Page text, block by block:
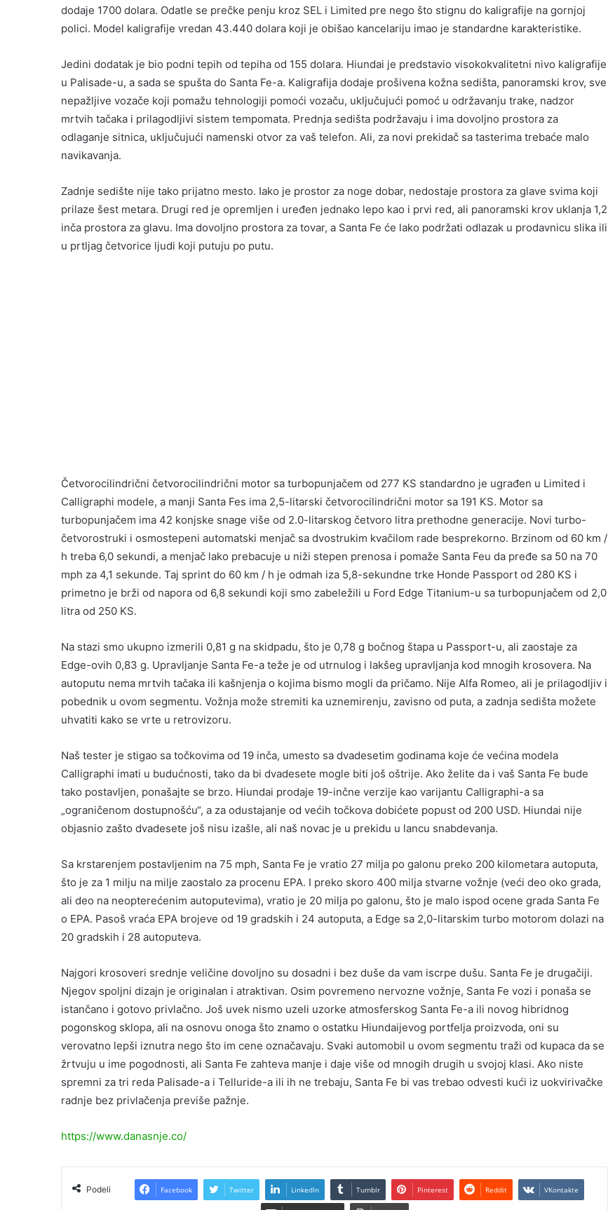
dodaje 1700 dolara. Odatle se prečke penju kroz SEL i Limited pre nego što stignu do kaligrafije na gornjoj
polici. Model kaligrafije vredan 43.440 dolara koji je obišao kancelariju imao je standardne karakteristike.
Jedini dodatak je bio podni tepih od tepiha od 155 dolara. Hiundai je predstavio visokokvalitetni nivo kaligrafije
u Palisade-u, a sada se spušta do Santa Fe-a. Kaligrafija dodaje prošivena kožna sedišta, panoramski krov, sve
nepažljive vozače koji pomažu tehnologiji pomoći vozaču, uključujući pomoć u održavanju trake, nadzor
mrtvih tačaka i prilagodljivi sistem tempomata. Prednja sedišta podržavaju i ima dovoljno prostora za
odlaganje sitnica, uključujući namenski otvor za vaš telefon. Ali, za novi prekidač sa tasterima trebaće malo
navikavanja.
Zadnje sedište nije tako prijatno mesto. Iako je prostor za noge dobar, nedostaje prostora za glave svima koji
prilaze šest metara. Drugi red je opremljen i uređen jednako lepo kao i prvi red, ali panoramski krov uklanja 1,2
inča prostora za glavu. Ima dovoljno prostora za tovar, a Santa Fe će lako podržati odlazak u prodavnicu slika ili
u prtljag četvorice ljudi koji putuju po putu.
Četvorocilindrični četvorocilindrični motor sa turbopunjačem od 277 KS standardno je ugrađen u Limited i
Calligraphi modele, a manji Santa Fes ima 2,5-litarski četvorocilindrični motor sa 191 KS. Motor sa
turbopunjačem ima 42 konjske snage više od 2.0-litarskog četvoro litra prethodne generacije. Novi turbo-
četvorostruki i osmostepeni automatski menjač sa dvostrukim kvačilom rade besprekorno. Brzinom od 60 km /
h treba 6,0 sekundi, a menjač lako prebacuje u niži stepen prenosa i pomaže Santa Feu da pređe sa 50 na 70
mph za 4,1 sekunde. Taj sprint do 60 km / h je odmah iza 5,8-sekundne trke Honde Passport od 280 KS i
primetno je brži od napora od 6,8 sekundi koji smo zabeležili u Ford Edge Titanium-u sa turbopunjačem od 2,0
litra od 250 KS.
Na stazi smo ukupno izmerili 0,81 g na skidpadu, što je 0,78 g bočnog štapa u Passport-u, ali zaostaje za
Edge-ovih 0,83 g. Upravljanje Santa Fe-a teže je od utrnulog i lakšeg upravljanja kod mnogih krosovera. Na
autoputu nema mrtvih tačaka ili kašnjenja o kojima bismo mogli da pričamo. Nije Alfa Romeo, ali je prilagodljiv i
pobednik u ovom segmentu. Vožnja može stremiti ka uznemirenju, zavisno od puta, a zadnja sedišta možete
uhvatiti kako se vrte u retrovizoru.
Naš tester je stigao sa točkovima od 19 inča, umesto sa dvadesetim godinama koje će većina modela
Calligraphi imati u budućnosti, tako da bi dvadesete mogle biti još oštrije. Ako želite da i vaš Santa Fe bude
tako postavljen, ponašajte se brzo. Hiundai prodaje 19-inčne verzije kao varijantu Calligraphi-a sa
„ograničenom dostupnošću“, a za odustajanje od većih točkova dobićete popust od 200 USD. Hiundai nije
objasnio zašto dvadesete još nisu izašle, ali naš novac je u prekidu u lancu snabdevanja.
Sa krstarenjem postavljenim na 75 mph, Santa Fe je vratio 27 milja po galonu preko 200 kilometara autoputa,
što je za 1 milju na milje zaostalo za procenu EPA. I preko skoro 400 milja stvarne vožnje (veći deo oko grada,
ali deo na neopterećenim autoputevima), vratio je 20 milja po galonu, što je malo ispod ocene grada Santa Fe
o EPA. Pasoš vraća EPA brojeve od 19 gradskih i 24 autoputa, a Edge sa 2,0-litarskim turbo motorom dolazi na
20 gradskih i 28 autoputeva.
Najgori krosoveri srednje veličine dovoljno su dosadni i bez duše da vam iscrpe dušu. Santa Fe je drugačiji.
Njegov spoljni dizajn je originalan i atraktivan. Osim povremeno nervozne vožnje, Santa Fe vozi i ponaša se
istančano i gotovo privlačno. Još uvek nismo uzeli uzorke atmosferskog Santa Fe-a ili novog hibridnog
pogonskog sklopa, ali na osnovu onoga što znamo o ostatku Hiundaijevog portfelja proizvoda, oni su
verovatno lepši iznutra nego što im cene označavaju. Svaki automobil u ovom segmentu traži od kupaca da se
žrtvuju u ime pogodnosti, ali Santa Fe zahteva manje i daje više od mnogih drugih u svojoj klasi. Ako niste
spremni za tri reda Palisade-a i Telluride-a ili ih ne trebaju, Santa Fe bi vas trebao odvesti kući iz uokvirivačke
radnje bez privlačenja previše pažnje.
https://www.danasnje.co/
Podeli Facebook Twitter LinkedIn Tumblr Pinterest Reddit VKontakte